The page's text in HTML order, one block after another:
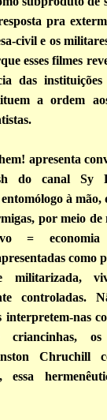
pra
civil e os
esses filmes
das instituições
a ordem
apresenta
do canal Sy
à mão,
por meio
=
como
militarizada,
controladas.
interpretem-nas
criancinhas, os
Chruchill
essa